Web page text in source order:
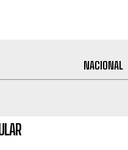
NACIONAL